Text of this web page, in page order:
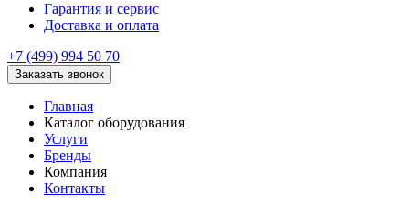
Гарантия и сервис
Доставка и оплата
+7 (499) 994 50 70
Заказать звонок
Главная
Каталог оборудования
Услуги
Бренды
Компания
Контакты